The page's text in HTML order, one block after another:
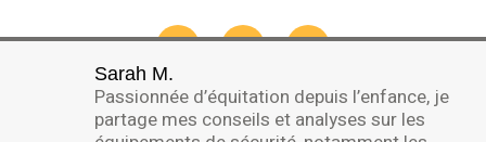
Sarah M.
Passionnée d’équitation depuis l’enfance, je
partage mes conseils et analyses sur les